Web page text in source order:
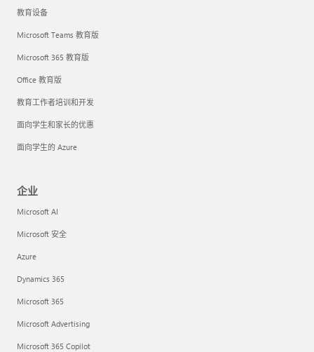
教育设备
Microsoft Teams 教育版
Microsoft 365 教育版
Office 教育版
教育工作者培训和开发
面向学生和家长的优惠
面向学生的 Azure
企业
Microsoft AI
Microsoft 安全
Azure
Dynamics 365
Microsoft 365
Microsoft Advertising
Microsoft 365 Copilot